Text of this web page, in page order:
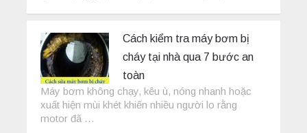
Cách kiểm tra máy bơm bị
cháy tại nhà qua 7 bước an
toàn
Máy bơm không chạy, kêu ù, nóng nhanh hoặc
xuất hiện mùi khét khiến nhiều người lo rằng
motor đã …